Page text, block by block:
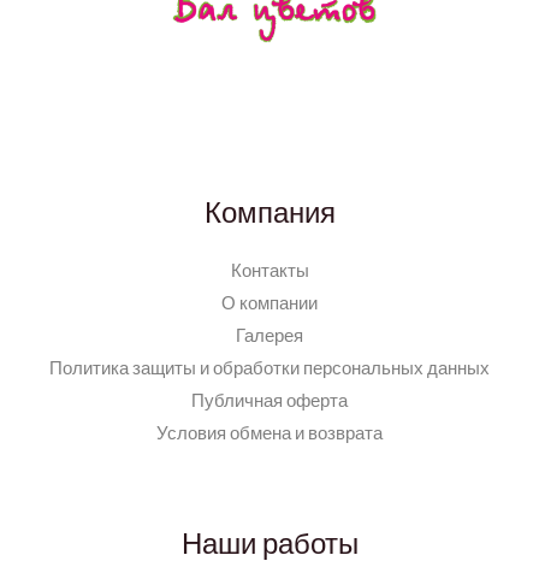
Компания
Контакты
О компании
Галерея
Политика защиты и обработки персональных данных
Публичная оферта
Условия обмена и возврата
Наши работы